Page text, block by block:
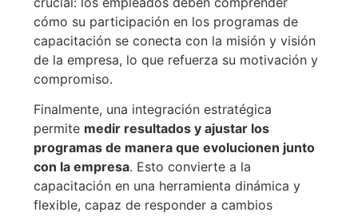
cómo su participación en los programas de
capacitación se conecta con la misión y visión
de la empresa, lo que refuerza su motivación y
compromiso.
Finalmente, una integración estratégica
permite medir resultados y ajustar los
programas de manera que evolucionen junto
con la empresa. Esto convierte a la
capacitación en una herramienta dinámica y
flexible, capaz de responder a cambios